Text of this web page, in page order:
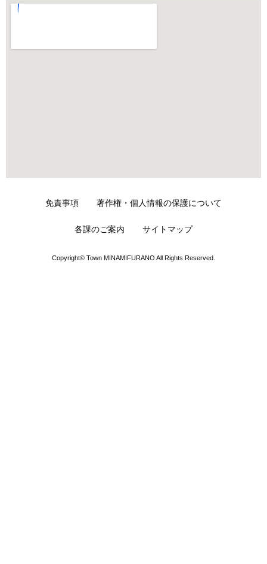
免責事項 著作権・個人情報の保護について
各課のご案内 サイトマップ
Copyright© Town MINAMIFURANO All Rights Reserved.